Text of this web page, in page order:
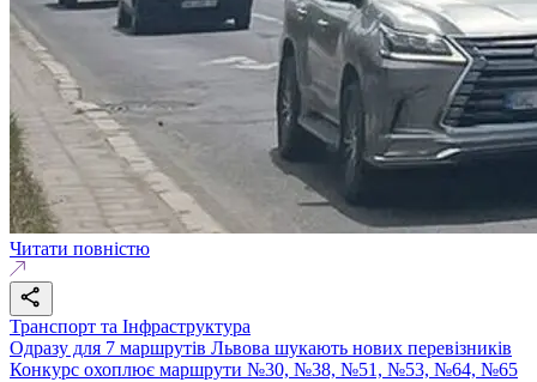
Читати повністю
Транспорт та Інфраструктура
Одразу для 7 маршрутів Львова шукають нових перевізників
Конкурс охоплює маршрути №30, №38, №51, №53, №64, №65